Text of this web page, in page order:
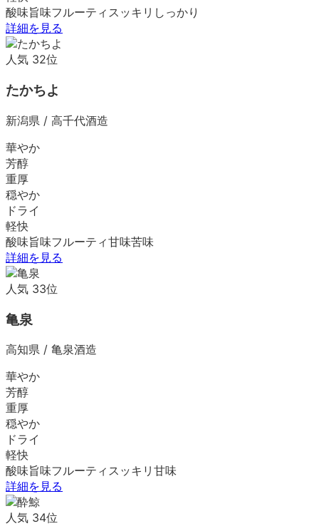
酸味旨味フルーティ スッキリ しっかり
詳細を見る
人気 32位
たかちよ
新潟県 / 高千代酒造
華やか
芳醇
重厚
穏やか
ドライ
軽快
酸味旨味フルーティ甘味苦味
詳細を見る
人気 33位
亀泉
高知県 / 亀泉酒造
華やか
芳醇
重厚
穏やか
ドライ
軽快
酸味旨味フルーティ スッキリ 甘味
詳細を見る
人気 34位